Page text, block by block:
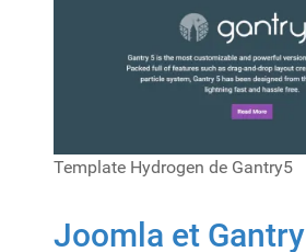
Template Hydrogen de Gantry5
Joomla et Gantry